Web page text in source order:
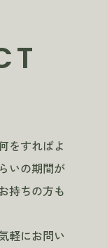
をすればよ
いの期間が
持ちの方も
軽にお問い